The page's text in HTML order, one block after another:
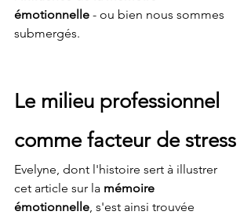
émotionnelle - ou bien nous sommes
submergés.
Le milieu professionnel
comme facteur de stress
Evelyne, dont l'histoire sert à illustrer
cet article sur la mémoire
émotionnelle , s'est ainsi trouvée